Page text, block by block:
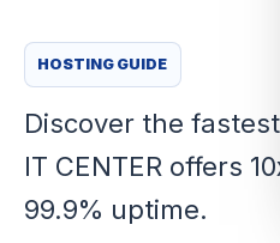
HOSTING GUIDE
Discover the
IT CENTER offers
99.9% uptime.